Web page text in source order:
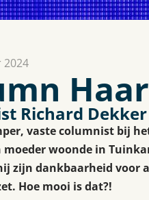
2024
Richard
vaste columnist bij
moeder woonde in
zijn dankbaarheid voor
Hoe mooi is dat?!